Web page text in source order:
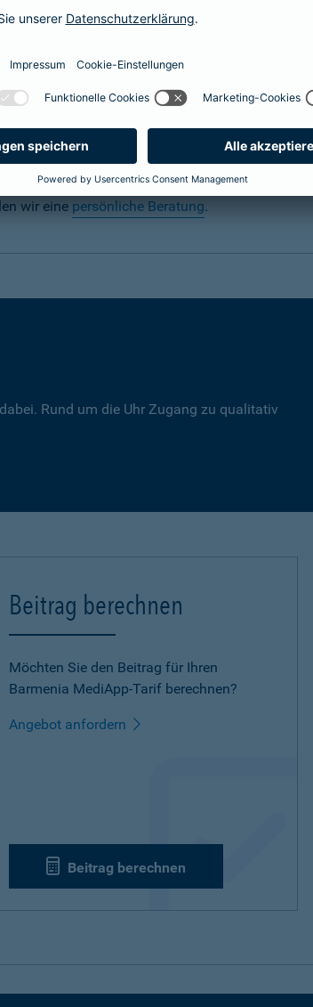
so unglücklich, dass es zu einer kleinen
ausreichend ist. Anstatt nun in die überfüllte
die Medgate App kontaktieren und sich
der erstklassigen deutschsprachigen Ärzte
den Globus Zugang zu erstklassigen
wir eine persönliche Beratung.
Rund um die Uhr Zugang zu qualitativ
Beitrag berechnen
Möchten Sie den Beitrag für Ihren
Barmenia MediApp-Tarif berechnen?
Angebot anfordern
Beitrag berechnen